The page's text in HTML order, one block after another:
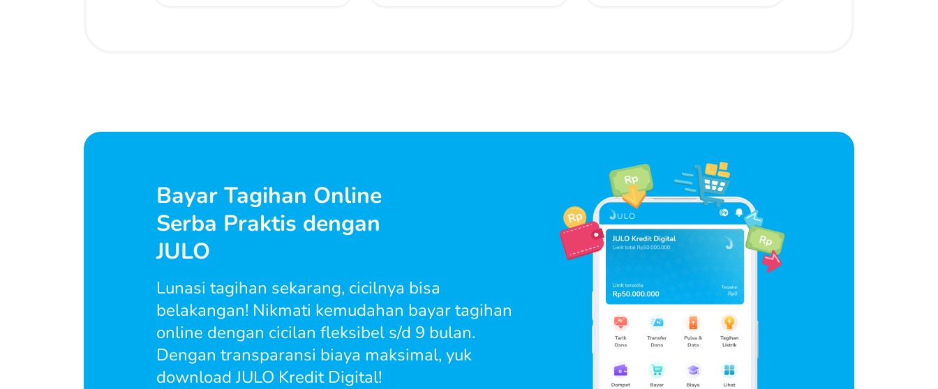
Bayar Tagihan Online
Serba Praktis dengan
JULO
Lunasi tagihan sekarang, cicilnya bisa
belakangan! Nikmati kemudahan bayar tagihan
online dengan cicilan fleksibel s/d 9 bulan.
Dengan transparansi biaya maksimal, yuk
download JULO Kredit Digital!